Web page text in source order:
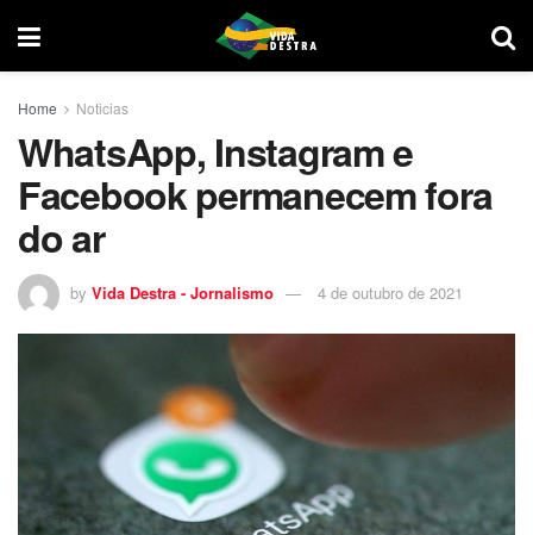
Home Noticias
WhatsApp, Instagram e
Facebook permanecem fora
do ar
by Vida Destra - Jornalismo 4 de outubro de 2021